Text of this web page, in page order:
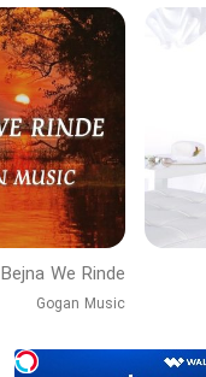
Bejna We Rinde
Gogan Music